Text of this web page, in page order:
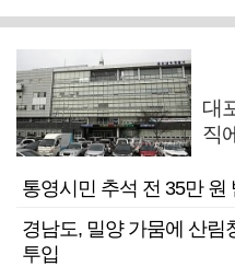
대
직
통영시민 추석 전 35만 원
경남도, 밀양 가뭄에 산림
투입